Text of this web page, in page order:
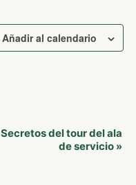
Añadir al calendario
Secretos del tour del ala
de servicio »